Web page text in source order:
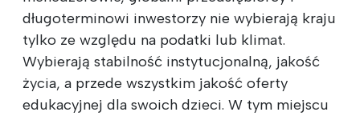
długoterminowi inwestorzy nie wybierają kraju
tylko ze względu na podatki lub klimat.
Wybierają stabilność instytucjonalną, jakość
życia, a przede wszystkim jakość oferty
edukacyjnej dla swoich dzieci. W tym miejscu